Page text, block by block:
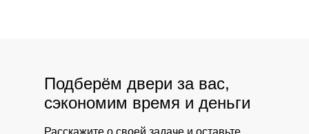
Расскажите о своей задаче и оставьте
Подберём двери за вас,
сэкономим время и деньги